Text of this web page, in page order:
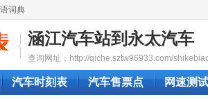
词典
涵江汽车站到永太汽车
查询网址：http://qiche.sztw96933.com/
汽车时刻表 汽车售票点 网速测试